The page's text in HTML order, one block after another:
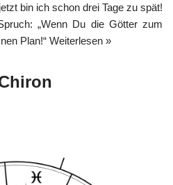
bin ich schon drei Tage zu spät!
„Wenn Du die Götter zum
Plan!“ Weiterlesen »